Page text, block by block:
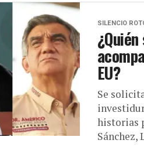
SILENCIO
EU?
Se
historias
Sánchez,